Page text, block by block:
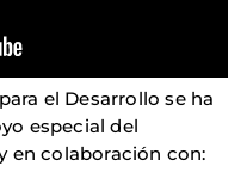
el Desarrollo se ha
especial del
en colaboración con: